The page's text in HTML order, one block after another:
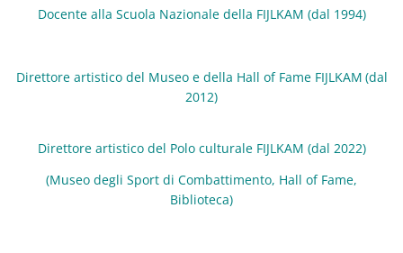
Docente alla Scuola Nazionale della FIJLKAM (dal 1994)
Direttore artistico del Museo e della Hall of Fame FIJLKAM (dal
2012)
Direttore artistico del Polo culturale FIJLKAM (dal 2022)
(Museo degli Sport di Combattimento, Hall of Fame,
Biblioteca)